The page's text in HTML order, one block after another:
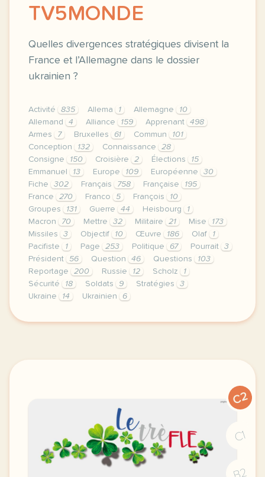
TV5MONDE
Quelles divergences stratégiques divisent la
France et l’Allemagne dans le dossier
ukrainien ?
Activité 835 Allema 1 Allemagne
10
Allemand
4 Alliance 159 Apprenant
498
Armes
7 Bruxelles 61 Commun
101
Conception
132 Connaissance
28
Consigne
150 Croisière 2 Élections
15
Emmanuel
13 Europe 109 Européenne
30
Fiche
302 Français 758 Française
195
France
270 Franco 5 François
10
Groupes
131 Guerre 44 Heisbourg
1
Macron
70 Mettre 32 Militaire 21 Mise
173
Missiles
3 Objectif 10 Œuvre 186 Olaf
1
Pacifiste
1 Page 253 Politique 67 Pourrait
3
Président
56 Question 46 Questions
103
Reportage
200 Russie 12 Scholz
1
Sécurité
18 Soldats 9 Stratégies
3
Ukraine
14 Ukrainien 6
le respect de votre vie privee est une priorite
C2
C1